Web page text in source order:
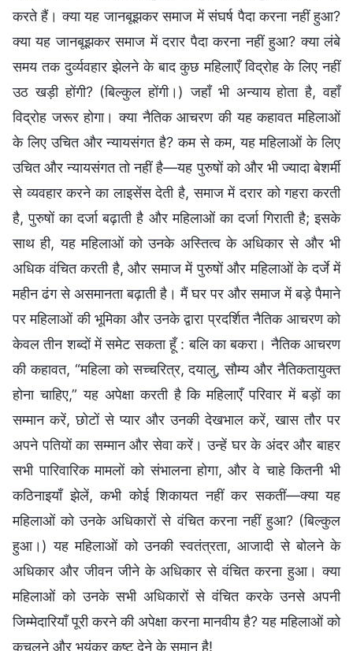
करते हैं। क्या यह जानबूझकर समाज में संघर्ष पैदा करना नहीं हुआ?
क्या यह जानबूझकर समाज में दरार पैदा करना नहीं हुआ? क्या लंबे
समय तक दुर्व्यवहार झेलने के बाद कुछ महिलाएँ विद्रोह के लिए नहीं
उठ खड़ी होंगी? (बिल्कुल होंगी।) जहाँ भी अन्याय होता है, वहाँ
विद्रोह जरूर होगा। क्या नैतिक आचरण की यह कहावत महिलाओं
के लिए उचित और न्यायसंगत है? कम से कम, यह महिलाओं के लिए
उचित और न्यायसंगत तो नहीं है—यह पुरुषों को और भी ज्यादा बेशर्मी
से व्यवहार करने का लाइसेंस देती है, समाज में दरार को गहरा करती
है, पुरुषों का दर्जा बढ़ाती है और महिलाओं का दर्जा गिराती है; इसके
साथ ही, यह महिलाओं को उनके अस्तित्व के अधिकार से और भी
अधिक वंचित करती है, और समाज में पुरुषों और महिलाओं के दर्जे में
महीन ढंग से असमानता बढ़ाती है। मैं घर पर और समाज में बड़े पैमाने
पर महिलाओं की भूमिका और उनके द्वारा प्रदर्शित नैतिक आचरण को
केवल तीन शब्दों में समेट सकता हूँ : बलि का बकरा। नैतिक आचरण
की कहावत, “महिला को सच्चरित्र, दयालु, सौम्य और नैतिकतायुक्त
होना चाहिए,” यह अपेक्षा करती है कि महिलाएँ परिवार में बड़ों का
सम्मान करें, छोटों से प्यार और उनकी देखभाल करें, खास तौर पर
अपने पतियों का सम्मान और सेवा करें। उन्हें घर के अंदर और बाहर
सभी पारिवारिक मामलों को संभालना होगा, और वे चाहे कितनी भी
कठिनाइयाँ झेलें, कभी कोई शिकायत नहीं कर सकतीं—क्या यह
महिलाओं को उनके अधिकारों से वंचित करना नहीं हुआ? (बिल्कुल
हुआ।) यह महिलाओं को उनकी स्वतंत्रता, आजादी से बोलने के
अधिकार और जीवन जीने के अधिकार से वंचित करना हुआ। क्या
महिलाओं को उनके सभी अधिकारों से वंचित करके उनसे अपनी
जिम्मेदारियाँ पूरी करने की अपेक्षा करना मानवीय है? यह महिलाओं को
कुचलने और भयंकर कष्ट देने के समान है!